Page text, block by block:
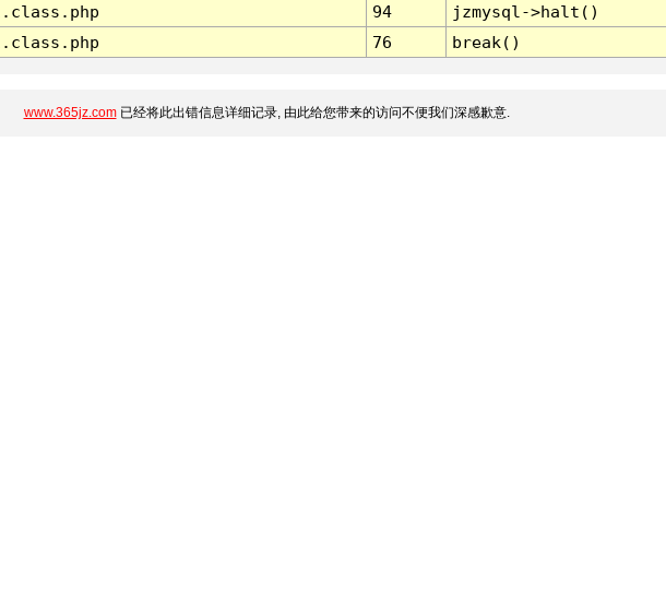
94
jzmysql->halt()
76 break()
www.365jz.com已经将此出错信息详细记录, 由此给您带来的访问不便我们深感歉意.